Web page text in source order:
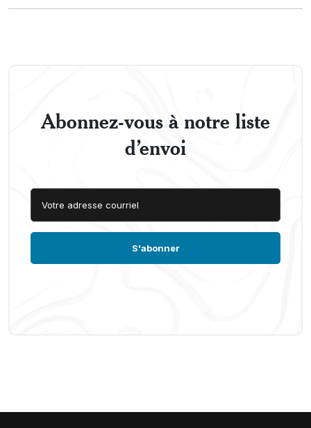
Abonnez-vous à notre liste
d’envoi